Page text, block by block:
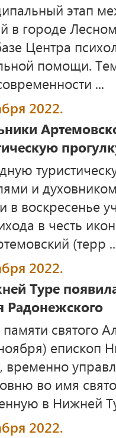
этап
в городе
Центра
помощи.
...
2022.
и
воскресенье
в честь
(терр
2022.
Туре
Радонежского
святого
епископ
временно
во имя
в Нижней
2022.